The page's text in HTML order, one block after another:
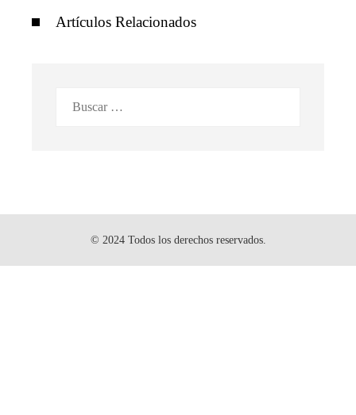
Artículos Relacionados
© 2024 Todos los derechos reservados.